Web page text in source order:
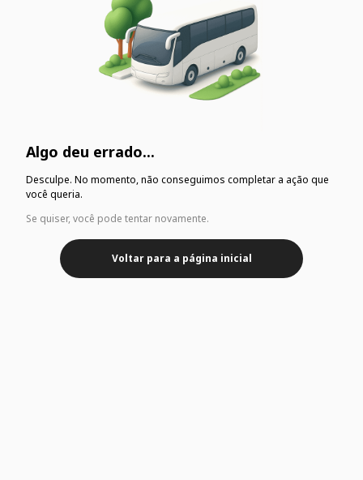
Algo deu errado...
Desculpe. No momento, não conseguimos completar a ação que
você queria.
Se quiser, você pode tentar novamente.
Voltar para a página inicial